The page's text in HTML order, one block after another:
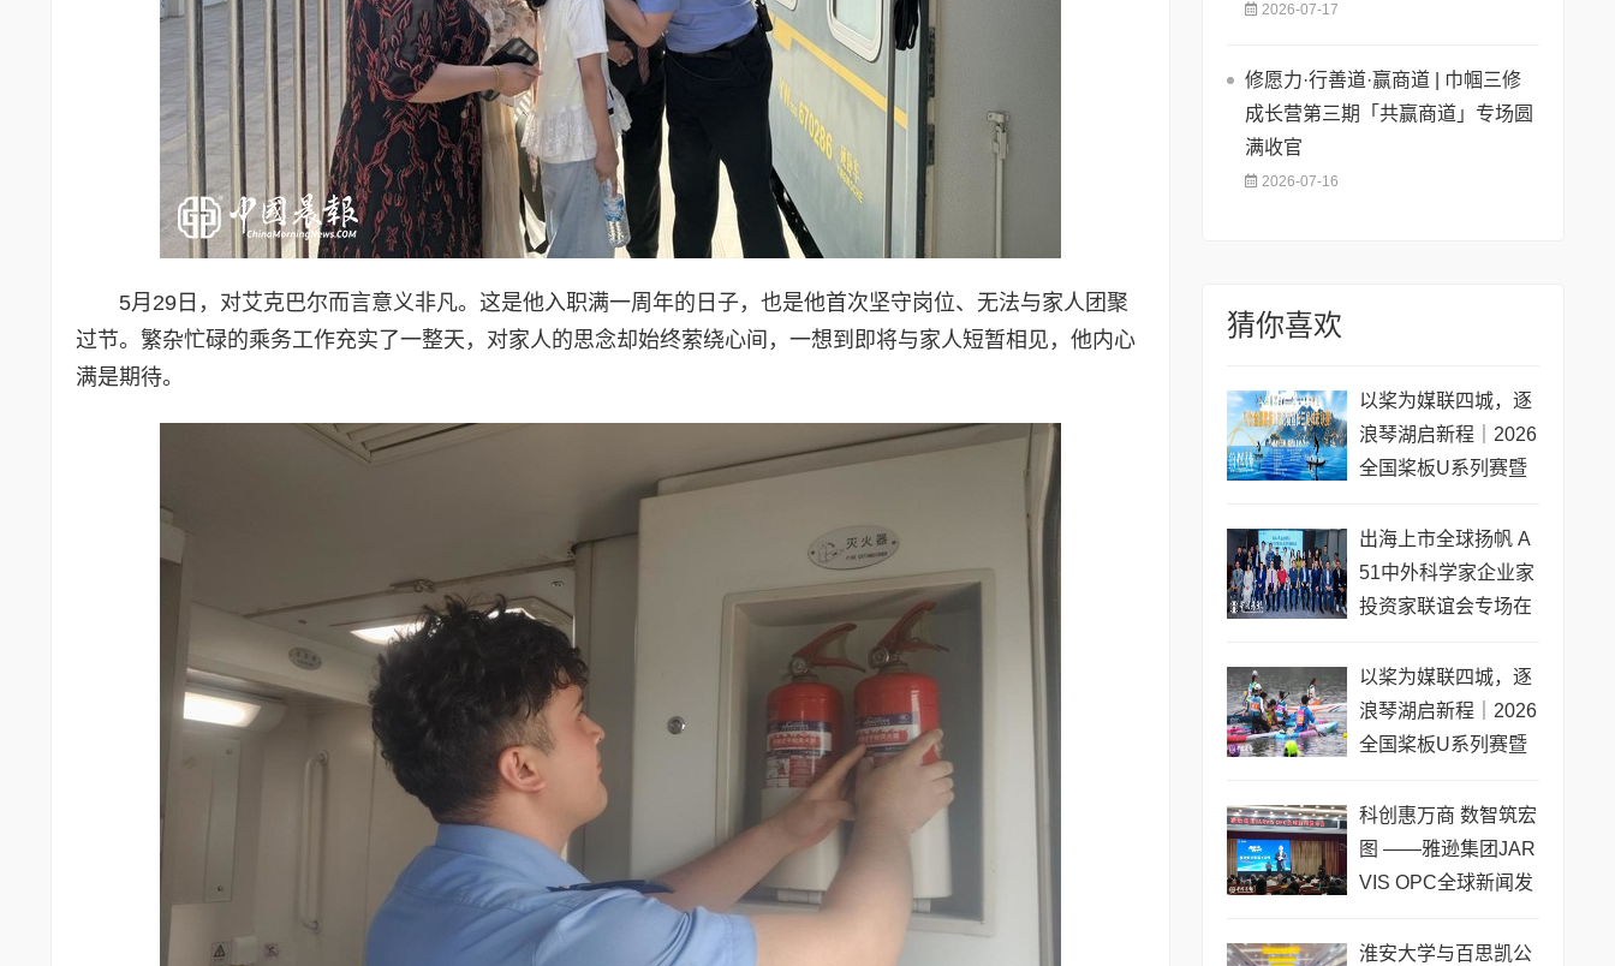
5月29日，对艾克巴尔而言意义非凡。这是他入职满一周年的日子，也是他首次坚守岗位、无法与家人团聚
过节。繁杂忙碌的乘务工作充实了一整天，对家人的思念却始终萦绕心间，一想到即将与家人短暂相见，他内心
满是期待。
2026-07-17
修愿力·行善道·赢商道 | 巾帼三修
成长营第三期「共赢商道」专场圆
满收官
2026-07-16
猜你喜欢
以桨为媒联四城，逐
浪琴湖启新程｜2026
全国桨板U系列赛暨
公开赛（常熟站）即
将开赛
出海上市全球扬帆 A
51中外科学家企业家
投资家联谊会专场在
业境外上市多元服务
以桨为媒联四城，逐
浪琴湖启新程｜2026
全国桨板U系列赛暨
公开赛（常熟站）即
将热力
科创惠万商 数智筑宏
图 ——雅逊集团JAR
VIS OPC全球新闻发
淮安大学与百思凯公